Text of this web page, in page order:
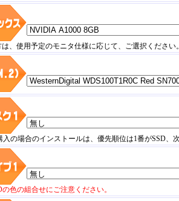
は、使用予定のモニタ仕様に応じて、ご選択ください
の場合のインストールは、優先順位は1番がSSD、
色の組合せにご注意ください。